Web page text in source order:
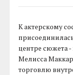
К актерскому
центре сюжета
Мелисса
торговлю